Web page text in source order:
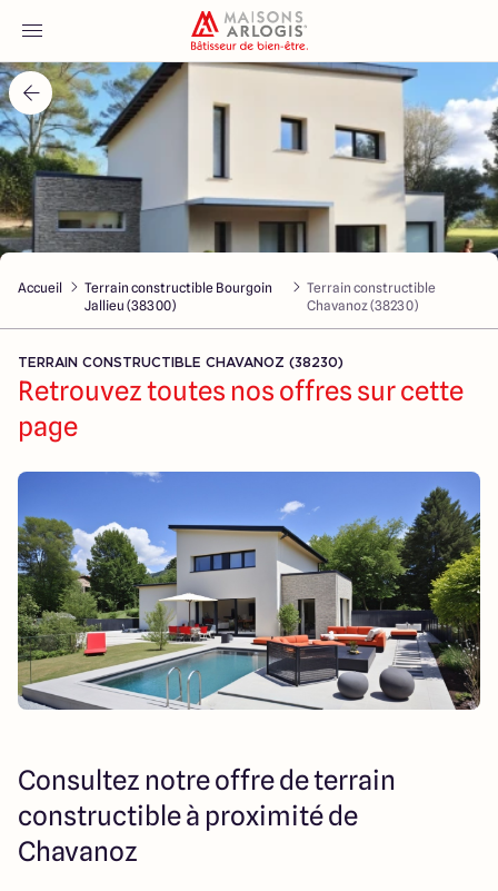
Accueil
Nos maisons
Nos annonces
Votre projet
Qui sommes-nous
Maisons ARLOGIS Lyon Est
151 route de Grenoble
69800 Saint Priest
5 4.9
Accueil
Terrain constructible Bourgoin
Jallieu (38300)
Terrain constructible
Chavanoz (38230)
TERRAIN CONSTRUCTIBLE CHAVANOZ (38230)
Retrouvez toutes nos offres sur cette
page
Consultez notre offre de terrain
constructible à proximité de
Chavanoz